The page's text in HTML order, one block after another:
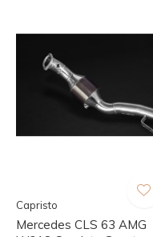
Capristo
Mercedes CLS 63 AMG